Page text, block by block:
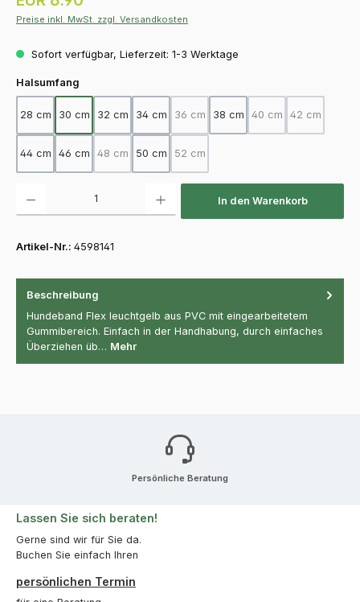
Preise inkl. MwSt. zzgl. Versandkosten
Sofort verfügbar, Lieferzeit: 1-3 Werktage
Halsumfang
28 cm 30 cm 32 cm 34 cm 36 cm
(Diese Option ist zurzeit nicht
38 cm 40 cm
(Diese Option ist
42 cm
(Diese
44 cm 46 cm 48 cm
(Diese Option ist zurzeit nicht verfügbar.)
50 cm 52 cm
(Diese Option ist zurzeit nicht
In den Warenkorb
Artikel-Nr.: 4598141
Beschreibung
Hundeband Flex leuchtgelb aus PVC mit eingearbeitetem
Gummibereich. Einfach in der Handhabung, durch einfaches
Überziehen üb… Mehr
Persönliche Beratung
Lassen Sie sich beraten!
Gerne sind wir für Sie da.
Buchen Sie einfach Ihren
persönlichen Termin